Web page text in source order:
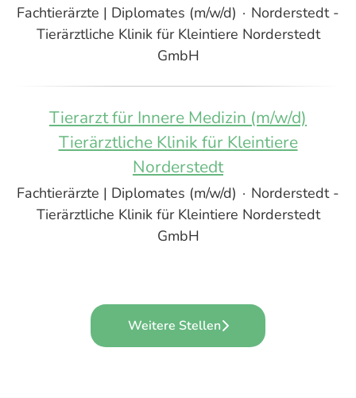
Fachtierärzte | Diplomates (m/w/d) · Norderstedt -
Tierärztliche Klinik für Kleintiere Norderstedt
GmbH
Tierarzt für Innere Medizin (m/w/d)
Tierärztliche Klinik für Kleintiere
Norderstedt
Fachtierärzte | Diplomates (m/w/d) · Norderstedt -
Tierärztliche Klinik für Kleintiere Norderstedt
GmbH
Weitere Stellen